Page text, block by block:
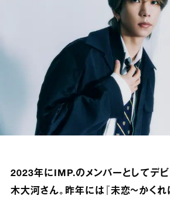
2023年にIMP.のメンバーとしてデ
木大河さん。昨年には『未恋〜かくれ